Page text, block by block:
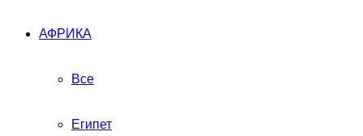
АФРИКА
Все
Египет